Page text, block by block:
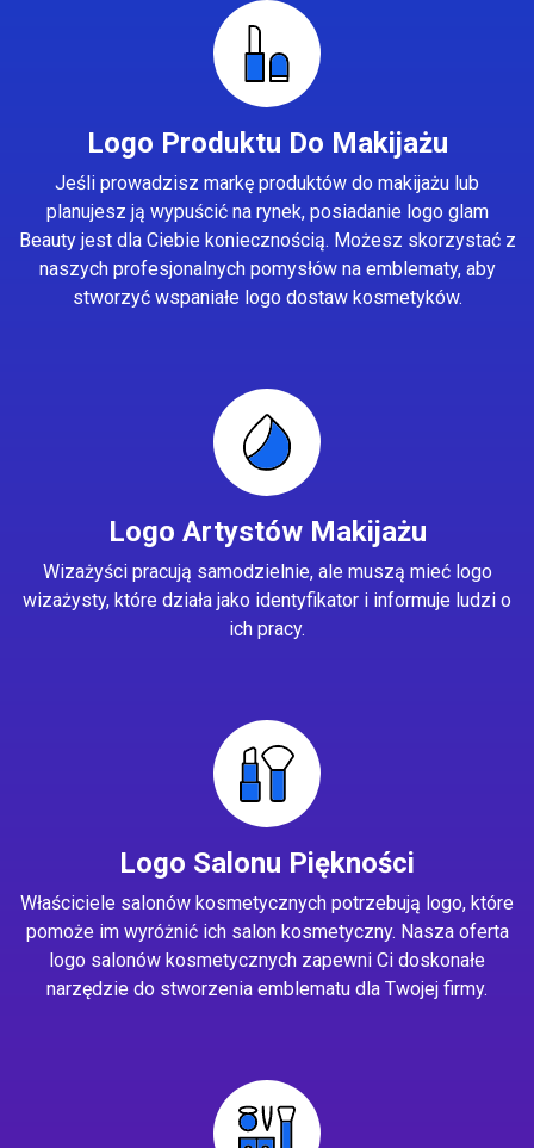
Logo Produktu Do Makijażu
Jeśli prowadzisz markę produktów do makijażu lub
planujesz ją wypuścić na rynek, posiadanie logo glam
Beauty jest dla Ciebie koniecznością. Możesz skorzystać z
naszych profesjonalnych pomysłów na emblematy, aby
stworzyć wspaniałe logo dostaw kosmetyków.
Logo Artystów Makijażu
Wizażyści pracują samodzielnie, ale muszą mieć logo
wizażysty, które działa jako identyfikator i informuje ludzi o
ich pracy.
Logo Salonu Piękności
Właściciele salonów kosmetycznych potrzebują logo, które
pomoże im wyróżnić ich salon kosmetyczny. Nasza oferta
logo salonów kosmetycznych zapewni Ci doskonałe
narzędzie do stworzenia emblematu dla Twojej firmy.